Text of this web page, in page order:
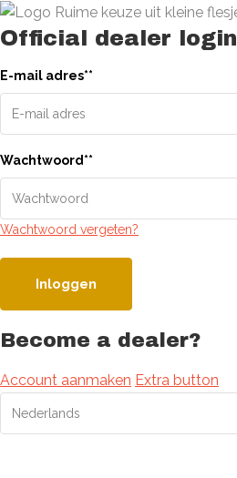
Official dealer login
E-mail adres**
Wachtwoord**
Wachtwoord vergeten?
Inloggen
Become a dealer?
Account aanmaken Extra button